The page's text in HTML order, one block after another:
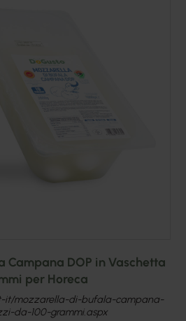
Campana DOP in Vaschetta
per Horeca
it/mozzarella-di-bufala-campana-
da-100-grammi.aspx